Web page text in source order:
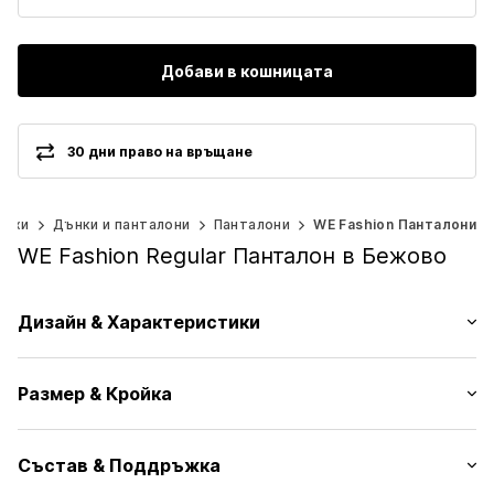
Добави в кошницата
30 дни право на връщане
Дънки и панталони Панталони WE Fashion Панталони
WE Fashion Regular Панталон в Бежово
Дизайн & Характеристики
Размер & Кройка
Кройка: Regular
Състав & Поддръжка